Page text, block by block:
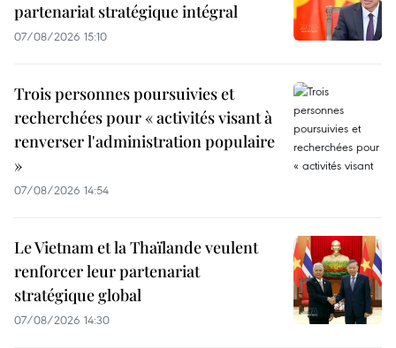
partenariat stratégique intégral
07/08/2026 15:10
Trois personnes poursuivies et
recherchées pour « activités visant à
renverser l'administration populaire
»
07/08/2026 14:54
Le Vietnam et la Thaïlande veulent
renforcer leur partenariat
stratégique global
07/08/2026 14:30